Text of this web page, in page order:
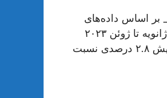
بر اساس داده‌های
منتشر شده توسط انجمن خودروهای مسافری چین (CPCA)، بازار خودروی چین از ژانویه تا ژوئن ۲۰۲۳
فروش ۹.۵۳۳ میلیون خودروی جدید را تجربه کرده است. این روند نشان دهنده افزایش ۲.۸ درصدی نسبت